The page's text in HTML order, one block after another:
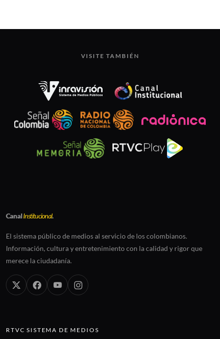
VISITE TAMBIÉN
CanalInstitucional.
El sistema público de medios al servicio de los colombianos.
Información, cultura y entretenimiento con la calidad y rigor que
merece la ciudadanía.
RTVC SISTEMA DE MEDIOS